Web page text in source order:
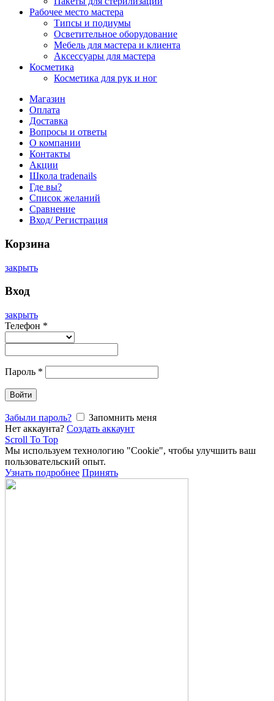
Рабочее место мастера
Типсы и подиумы
Осветительное оборудование
Мебель для мастера и клиента
Аксессуары для мастера
Косметика
Косметика для рук и ног
Магазин
Оплата
Доставка
Вопросы и ответы
О компании
Контакты
Акции
Школа tradenails
Где вы?
Список желаний
Сравнение
Вход/ Регистрация
Корзина
закрыть
Вход
закрыть
Телефон *
Пароль *
Войти
Забыли пароль?
Запомнить меня
Нет аккаунта? Создать аккаунт
Scroll To Top
Мы используем технологию "Cookie", чтобы улучшить ваш
пользовательский опыт.
Узнать подробнее Принять